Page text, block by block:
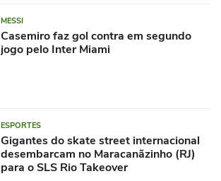
MESSI
Casemiro faz gol contra em segundo
jogo pelo Inter Miami
ESPORTES
Gigantes do skate street internacional
desembarcam no Maracanãzinho (RJ)
para o SLS Rio Takeover